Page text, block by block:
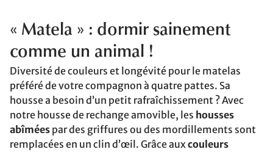
« Matela » : dormir sainement
comme un animal !
Diversité de couleurs et longévité pour le matelas
préféré de votre compagnon à quatre pattes. Sa
housse a besoin d’un petit rafraîchissement ? Avec
notre housse de rechange amovible, les housses
abîmées par des griffures ou des mordillements sont
remplacées en un clin d’œil. Grâce auxcouleurs